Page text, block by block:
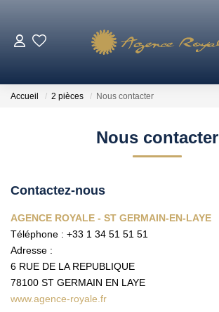
LOCATIONS
NOTRE AGENCE
Qui Sommes-Nous ?
Accueil 2 pièces Nous contacter
Nous contacter
Contactez-nous
AGENCE ROYALE - ST GERMAIN-EN-LAYE
Téléphone : +33 1 34 51 51 51
Adresse :
6 RUE DE LA REPUBLIQUE
78100 ST GERMAIN EN LAYE
www.agence-royale.fr